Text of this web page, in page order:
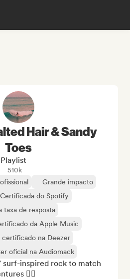
Hair & Sandy
Toes
Playlist
510k
Grande impacto
do Spotify
taxa de resposta
da Apple Music
certificado na Deezer
oficial na Audiomack
surf-inspired rock to match
🏄‍♀️